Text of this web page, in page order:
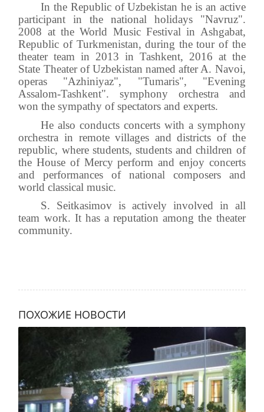
In the Republic of Uzbekistan he is an active
participant in the national holidays "Navruz".
2008 at the World Music Festival in Ashgabat,
Republic of Turkmenistan, during the tour of the
theater team in 2013 in Tashkent, 2016 at the
State Theater of Uzbekistan named after A. Navoi,
operas "Azhiniyaz", "Tumaris", "Evening
Assalom-Tashkent". symphony orchestra and
won the sympathy of spectators and experts.
He also conducts concerts with a symphony
orchestra in remote villages and districts of the
republic, where students, students and children of
the House of Mercy perform and enjoy concerts
and performances of national composers and
world classical music.
S. Seitkasimov is actively involved in all
team work. It has a reputation among the theater
community.
ПОХОЖИЕ НОВОСТИ